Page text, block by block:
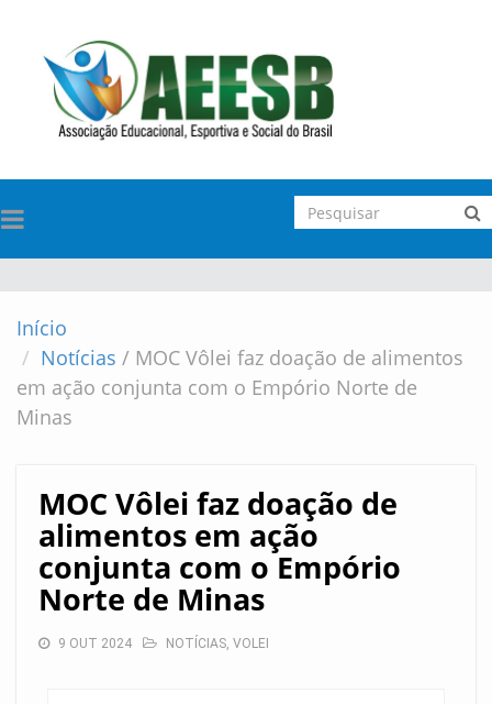
TOGGLE
NAVIGATION
Início
Notícias / MOC Vôlei faz doação de alimentos
em ação conjunta com o Empório Norte de
Minas
MOC Vôlei faz doação de
alimentos em ação
conjunta com o Empório
Norte de Minas
9 OUT 2024 NOTÍCIAS, VOLEI